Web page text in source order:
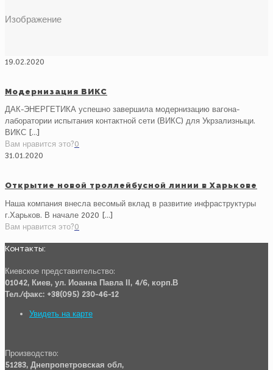
Изображение
19.02.2020
Модернизация ВИКС
ДАК-ЭНЕРГЕТИКА успешно завершила модернизацию вагона-
лаборатории испытания контактной сети (ВИКС) для Укрзализныци.
ВИКС […]
Вам нравится это?0
31.01.2020
Открытие новой троллейбусной линии в Харькове
Наша компания внесла весомый вклад в развитие инфраструктуры
г.Харьков. В начале 2020 […]
Вам нравится это?0
Контакты:
Киевское представительство:
01042, Киев, ул. Иоанна Павла ІІ, 4/6, корп.В
Тел./факс: +38(095) 230-46-12
Увидеть на карте
Производство:
51283, Днепропетровская обл,